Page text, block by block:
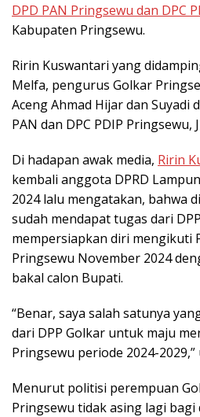
DPD PAN Pringsewu dan DPC
Kabupaten Pringsewu.
Ririn Kuswantari yang
Melfa, pengurus Golkar
Aceng Ahmad Hijar dan Suyadi
PAN dan DPC PDIP Pringsewu,
Di hadapan awak media, Ririn
kembali anggota DPRD
2024 lalu mengatakan, bahwa
sudah mendapat tugas dari
mempersiapkan diri mengikuti
Pringsewu November 2024
bakal calon Bupati.
“Benar, saya salah satunya
dari DPP Golkar untuk maju
Pringsewu periode 2024-2029,”
Menurut politisi perempuan
Pringsewu tidak asing lagi bagi